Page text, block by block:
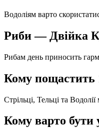
Водоліям варто
Риби — Двійка
Рибам день приносить
Кому пощастить
Стрільці, Тельці та
Кому варто